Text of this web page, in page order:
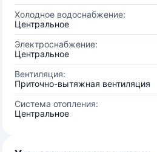
Холодное водоснабжение:
Центральное
Электроснабжение:
Центральное
Вентиляция:
Приточно-вытяжная вентиляция
Система отопления:
Центральное